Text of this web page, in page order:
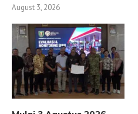
August 3, 2026